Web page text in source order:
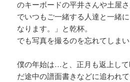
のキーボードの平井さんや土屋
でいつもご一緒する人達と一緒
なります。」と乾杯。
でも写真を撮るのを忘れてしまい
僕の年始は…と、正月も返上し
だ途中の譜面書きなどに追われて